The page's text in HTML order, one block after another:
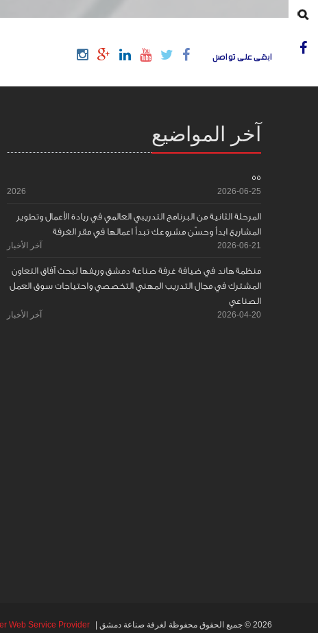
ابقى على تواصل
آخر المواضيع
55
2026-06-25
2026
المرحلة الثانية من البرنامج التدريبي العالمي في ريادة الأعمال وتطوير
المشاريع ابدأ وحسّن مشروعك تبدأ اعمالها في مقر الغرفة
2026-06-21 آخر الأخبار
منظمة هاند في ضيافة غرفة صناعة دمشق وريفها لبحث آفاق التعاون
المشترك في مجال التدريب المهني التخصصي واحتياجات سوق العمل
الصناعي
2026-04-20 آخر الأخبار
2026 © جميع الحقوق محفوظة لغرفة صناعة دمشق | Web Service Provider